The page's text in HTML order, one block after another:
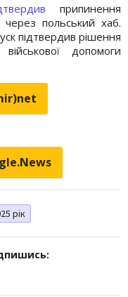
припинення
через польський хаб.
підтвердив рішення
допомоги
рік